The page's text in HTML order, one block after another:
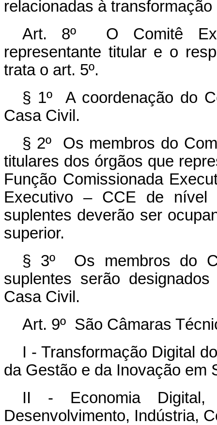
relacionadas à transformação
Art. 8º O Comitê
representante titular e o
trata o art. 5º.
§ 1º A coordenação do
Casa Civil.
§ 2º Os membros do
titulares dos órgãos que
Função Comissionada
Executivo – CCE de
suplentes deverão ser
superior.
§ 3º Os membros do
suplentes serão
Casa Civil.
Art. 9º São Câmaras
I - Transformação Digital
da Gestão e da Inovação em
II - Economia
Desenvolvimento, Indústria,